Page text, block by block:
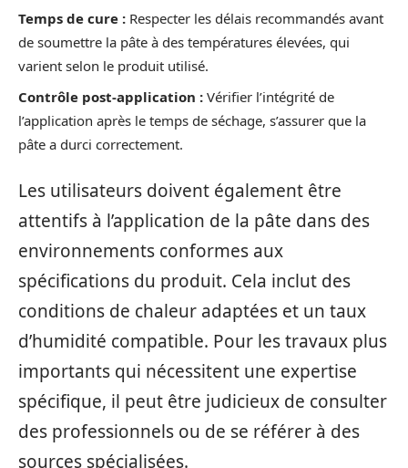
Temps de cure : Respecter les délais recommandés avant
de soumettre la pâte à des températures élevées, qui
varient selon le produit utilisé.
Contrôle post-application : Vérifier l’intégrité de
l’application après le temps de séchage, s’assurer que la
pâte a durci correctement.
Les utilisateurs doivent également être
attentifs à l’application de la pâte dans des
environnements conformes aux
spécifications du produit. Cela inclut des
conditions de chaleur adaptées et un taux
d’humidité compatible. Pour les travaux plus
importants qui nécessitent une expertise
spécifique, il peut être judicieux de consulter
des professionnels ou de se référer à des
sources spécialisées.